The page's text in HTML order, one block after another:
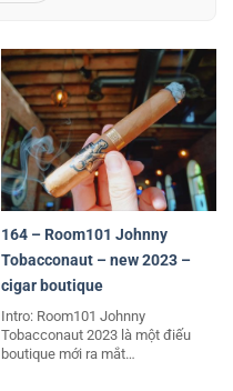
164 – Room101 Johnny
Tobacconaut – new 2023 –
cigar boutique
Intro: Room101 Johnny
Tobacconaut 2023 là một điếu
boutique mới ra mắt…